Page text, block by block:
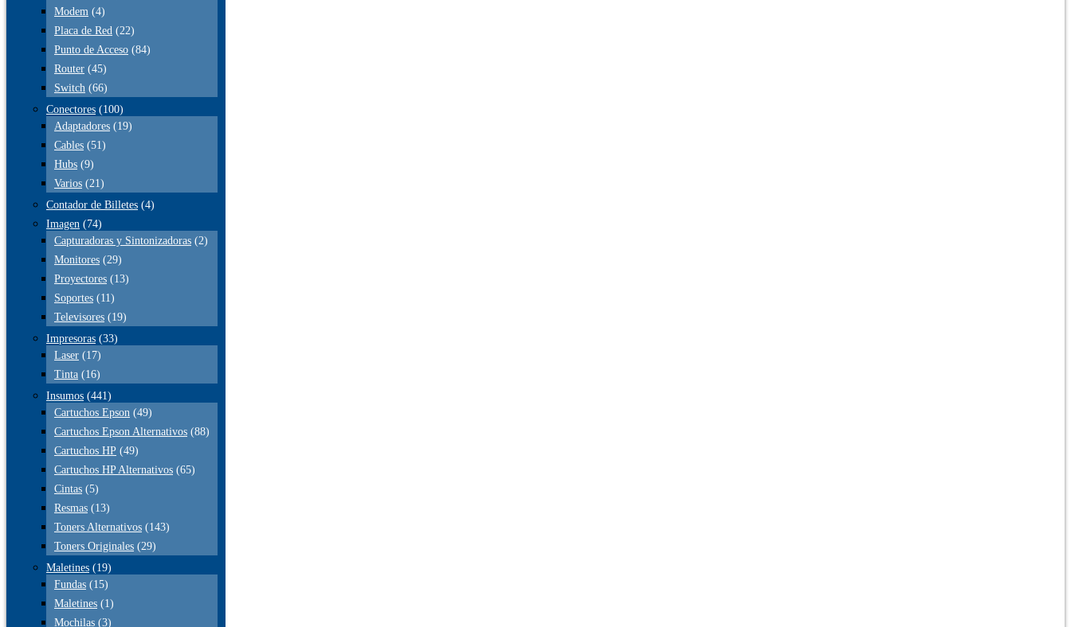
Modem (4)
Placa de Red (22)
Punto de Acceso (84)
Router (45)
Switch (66)
Conectores (100)
Adaptadores (19)
Cables (51)
Hubs (9)
Varios (21)
Contador de Billetes (4)
Imagen (74)
Capturadoras y Sintonizadoras (2)
Monitores (29)
Proyectores (13)
Soportes (11)
Televisores (19)
Impresoras (33)
Laser (17)
Tinta (16)
Insumos (441)
Cartuchos Epson (49)
Cartuchos Epson Alternativos (88)
Cartuchos HP (49)
Cartuchos HP Alternativos (65)
Cintas (5)
Resmas (13)
Toners Alternativos (143)
Toners Originales (29)
Maletines (19)
Fundas (15)
Maletines (1)
Mochilas (3)